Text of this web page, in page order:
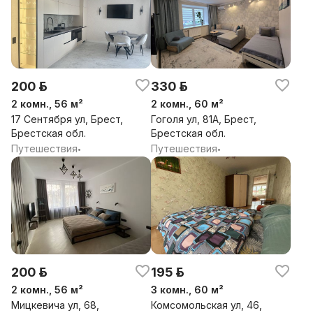
расположение! Бронируйте и наслаждайтесь
отдыхом в отличных условиях!
Время выезда – строго до 12:00; заселения - после
14:00. Квартира не сдаётся для вечеринок и
проживания! При себе обязательно иметь паспорт.
Выдаём отчетные документы!
Арендодатель оставляет за собой право
запрашивать задаток!
200 р.
2 комн., 56 м²
17 Сентября ул, Брест,
Брестская обл.
Путешествия•
330 р.
2 комн., 60 м²
Гоголя ул, 81А, Брест,
Брестская обл.
Путешествия•
200 р.
2 комн., 56 м²
Мицкевича ул, 68,
195 р.
3 комн., 60 м²
Комсомольская ул, 46,